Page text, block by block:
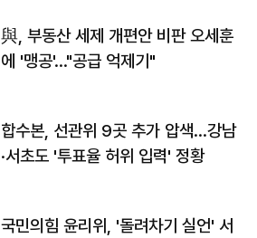
與, 부동산 세제 개편안 비판 오세훈
에 '맹공'…"공급 억제기"
합수본, 선관위 9곳 추가 압색…강남
·서초도 '투표율 허위 입력' 정황
국민의힘 윤리위, '돌려차기 실언' 서